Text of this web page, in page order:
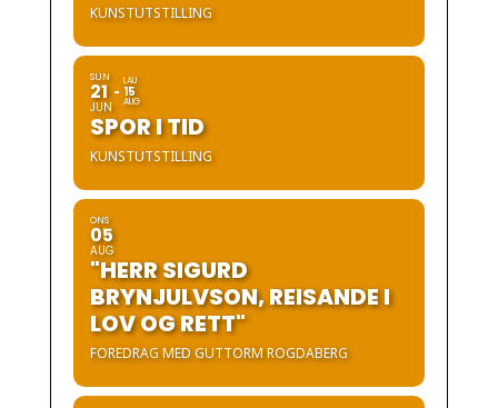
KUNSTUTSTILLING
SUN
21
JUN
LAU
15
AUG
SPOR I TID
KUNSTUTSTILLING
ONS
05
AUG
"HERR SIGURD
BRYNJULVSON, REISANDE I
LOV OG RETT"
FOREDRAG MED GUTTORM ROGDABERG